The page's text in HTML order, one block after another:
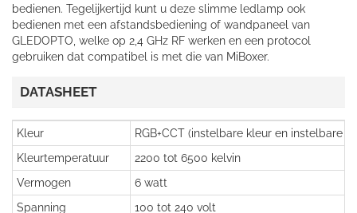
bedienen. Tegelijkertijd kunt u deze slimme ledlamp ook
bedienen met een afstandsbediening of wandpaneel van
GLEDOPTO, welke op 2,4 GHz RF werken en een protocol
gebruiken dat compatibel is met die van MiBoxer.
DATASHEET
Kleur
RGB+CCT (instelbare kleur en instelbare
Kleurtemperatuur
2200 tot 6500 kelvin
Vermogen
6 watt
Spanning
100 tot 240 volt